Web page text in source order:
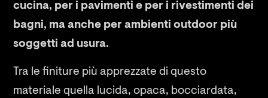
cucina, per i pavimenti e per i rivestimenti dei
bagni, ma anche per ambienti outdoor più
soggetti ad usura.
Tra le finiture più apprezzate di questo
materiale quella lucida, opaca, bocciardata,